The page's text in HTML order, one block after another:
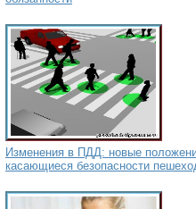
Изменения в ПДД: новые
касающиеся безопасности